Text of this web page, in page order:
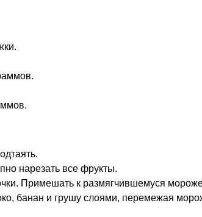
нарезать все фрукты.
Примешать к размягчившемуся
банан и грушу слоями, перемежая